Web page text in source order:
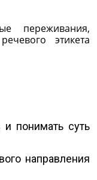
переживания,
этикета
понимать суть
направления